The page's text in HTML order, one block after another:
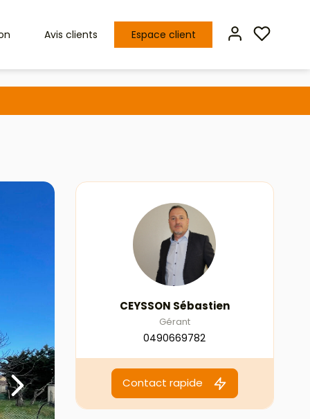
Espace client
Avis clients
CEYSSON Sébastien
Gérant
0490669782
Contact rapide